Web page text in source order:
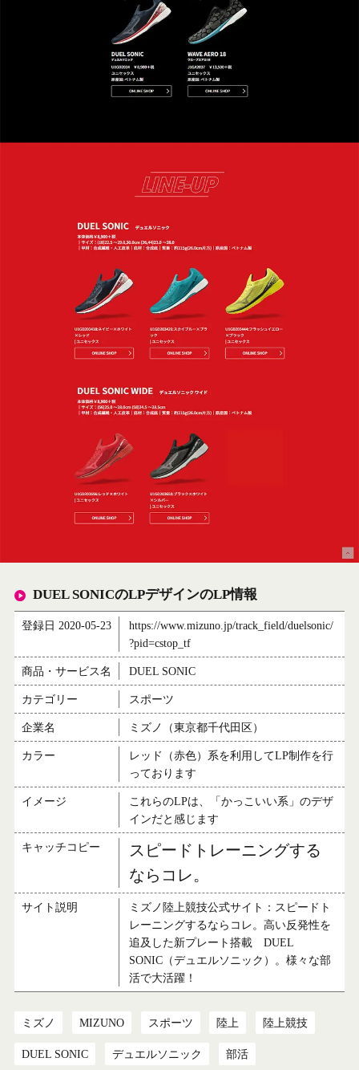
DUEL SONICのLPデザインのLP情報
登録日 2020-05-23
https://www.mizuno.jp/track_field/duelsonic/
?pid=cstop_tf
商品・サービス名 DUEL SONIC
カテゴリー スポーツ
企業名 ミズノ（東京都千代田区）
カラー
レッド（赤色）系を利用してLP制作を行
っております
イメージ
これらのLPは、「かっこいい系」のデザ
インだと感じます
キャッチコピー
スピードトレーニングする
ならコレ。
サイト説明
ミズノ陸上競技公式サイト：スピードト
レーニングするならコレ。高い反発性を
追及した新プレート搭載 DUEL
SONIC（デュエルソニック）。様々な部
活で大活躍！
ミズノ MIZUNO スポーツ 陸上 陸上競技
DUEL SONIC デュエルソニック 部活